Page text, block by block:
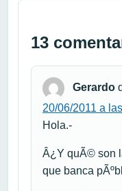
13
Gerardo
20/06/2011 a
Hola.-
Â¿Y quÃ© son
que banca